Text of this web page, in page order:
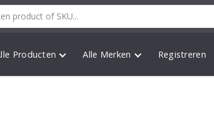
Producten Alle Merken Registreren